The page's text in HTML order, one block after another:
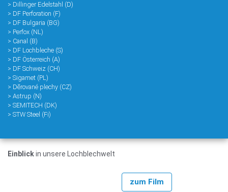
> Dillinger Edelstahl (D)
> DF Perforation (F)
> DF Bulgaria (BG)
> Perfox (NL)
> Canal (B)
> DF Lochbleche (S)
> DF Österreich (A)
> DF Schweiz (CH)
> Sigamet (PL)
> Dĕrované plechy (CZ)
> Astrup (N)
> SEMITECH (DK)
> STW Steel (Fi)
Einblickin unsere Lochblechwelt
zum Film